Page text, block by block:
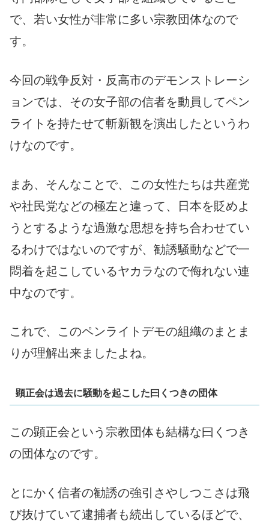
で、若い女性が非常に多い宗教団体なので
す。
今回の戦争反対・反高市のデモンストレーシ
ョンでは、その女子部の信者を動員してペン
ライトを持たせて斬新観を演出したというわ
けなのです。
まあ、そんなことで、この女性たちは共産党
や社民党などの極左と違って、日本を貶めよ
うとするような過激な思想を持ち合わせてい
るわけではないのですが、勧誘騒動などで一
悶着を起こしているヤカラなので侮れない連
中なのです。
これで、このペンライトデモの組織のまとま
りが理解出来ましたよね。
顕正会は過去に騒動を起こした曰くつきの団体
この顕正会という宗教団体も結構な曰くつき
の団体なのです。
とにかく信者の勧誘の強引さやしつこさは飛
び抜けていて逮捕者も続出しているほどで、